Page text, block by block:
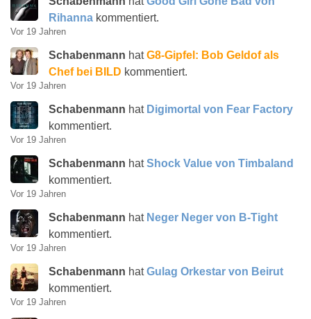
Rihanna kommentiert.
Vor 19 Jahren
Schabenmann hatG8-Gipfel: Bob Geldof als
Chef bei BILD kommentiert.
Vor 19 Jahren
Schabenmann hat Digimortal von Fear Factory
kommentiert.
Vor 19 Jahren
Schabenmann hatShock Value von Timbaland
kommentiert.
Vor 19 Jahren
Schabenmann hat Neger Neger von B-Tight
kommentiert.
Vor 19 Jahren
Schabenmann hatGulag Orkestar von Beirut
kommentiert.
Vor 19 Jahren